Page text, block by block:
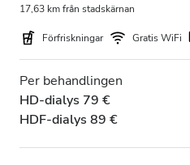
17,63 km från stadskärnan
Förfriskningar Gratis WiFi
Per behandlingen
HD-dialys 79 €
HDF-dialys 89 €